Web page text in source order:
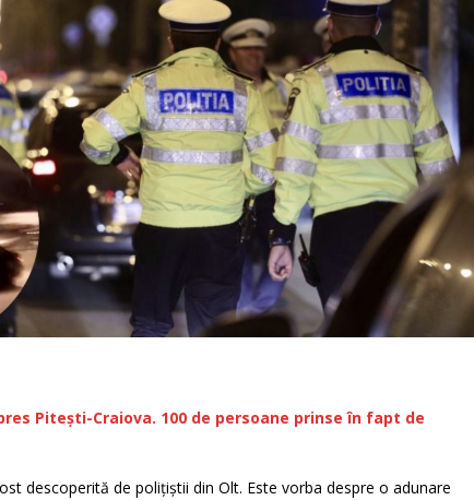
Piteşti-Craiova. 100 de persoane prinse în fapt de
descoperită de poliţiştii din Olt. Este vorba despre o adunare